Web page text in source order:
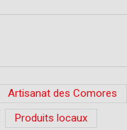
Artisanat des Comores
Produits locaux